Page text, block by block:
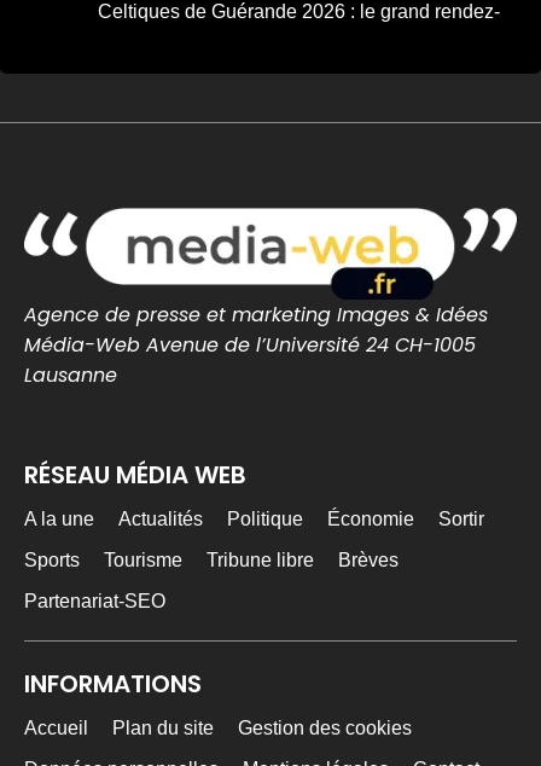
Celtiques de Guérande 2026 : le grand rendez-
Côte d'Amour Infos
traditions celtiques.
cotedamour-infos.fr
0 0 Twitter
MEDIA WEB
premier renfort au milieu pour lancer le
mercato - Brest Infos
Le Stade Brestois officialise sa première
@mediawebinfos ·
Agence de presse et marketing Images & Idées
Média-Web Avenue de l’Université 24 CH-1005
Lausanne
RÉSEAU MÉDIA WEB
A la une Actualités Politique Économie
Sortir
Sports
Tourisme Tribune libre
Brèves
Partenariat-SEO
INFORMATIONS
Accueil Plan du site
Gestion des cookies